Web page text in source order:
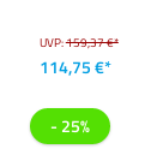
UVP:159,37 €*
114,75 €*
- 25%